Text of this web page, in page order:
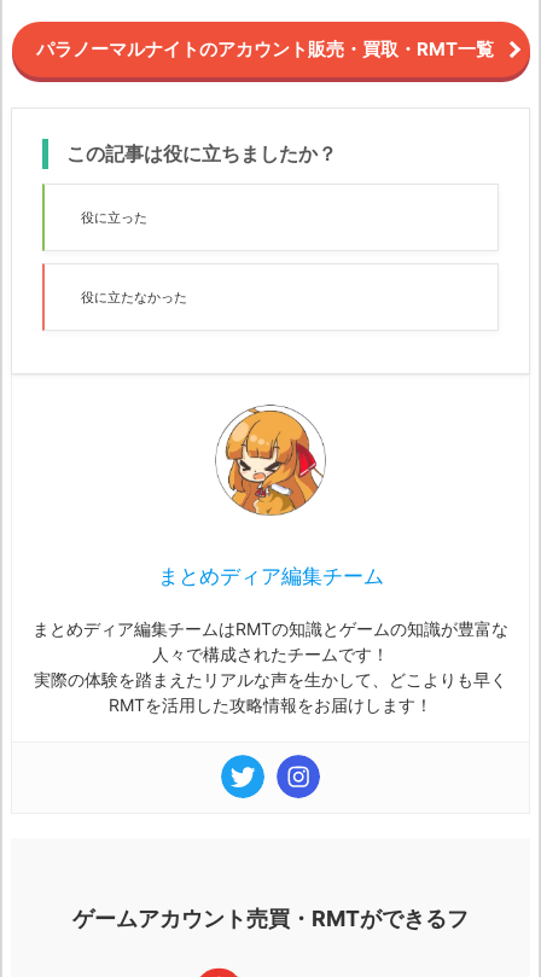
パラノーマルナイトのアカウント販売・買取・RMT一覧
この記事は役に立ちましたか？
役に立った
役に立たなかった
まとめディア編集チーム
まとめディア編集チームはRMTの知識とゲームの知識が豊富な
人々で構成されたチームです！
実際の体験を踏まえたリアルな声を生かして、どこよりも早く
RMTを活用した攻略情報をお届けします！
ゲームアカウント売買・RMTができるフ